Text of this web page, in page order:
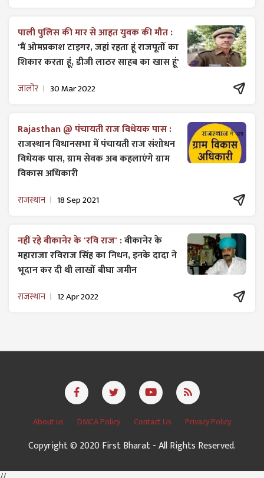
पाली पुलिस की मार से आहत युवक की मौत :
'मैं ओमप्रकाश टाइगर, जहां रहता हूं राजपूतों का
शिकार करता हूं, डीजी लाठर साहब का खास हूं'
जालोर 30 Mar 2022
Rajasthan @ पंचायती राज विधेयक पास :
राजस्थान विधानसभा में पंचायती राज ​संशोधन
विधेयक पास, ग्राम सेवक अब कहलाएंगे ग्राम
विकास अधिकारी
राजस्थान 18 Sep 2021
नहीं रहे बीकानेर के 'रवि राज' :बीकानेर के
महाराजा रविराज सिंह का निधन, इनके दादा ने
भूदान कर दी थी लाखों बीघा जमीन
राजस्थान 12 Apr 2022
About us DMCA Policy Contact Us Privacy Policy
Copyright © 2020 First Bharat - All Rights Reserved.